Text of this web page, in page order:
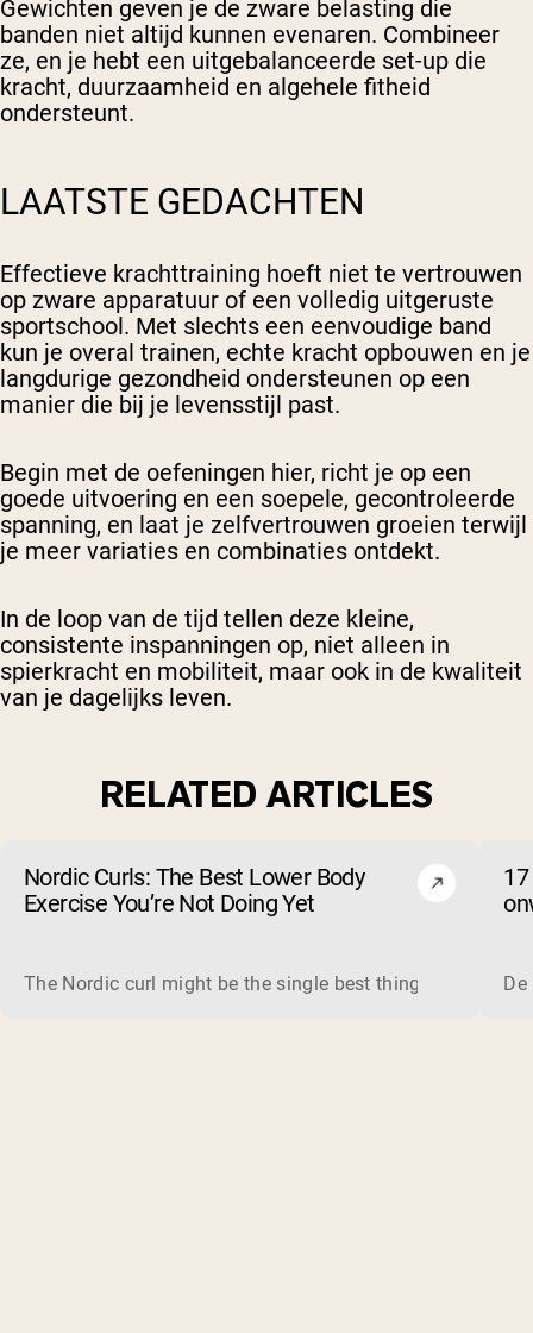
Gewichten geven je de zware belasting die
banden niet altijd kunnen evenaren. Combineer
ze, en je hebt een uitgebalanceerde set-up die
kracht, duurzaamheid en algehele fitheid
ondersteunt.
LAATSTE GEDACHTEN
Effectieve krachttraining hoeft niet te vertrouwen
op zware apparatuur of een volledig uitgeruste
sportschool. Met slechts een eenvoudige band
kun je overal trainen, echte kracht opbouwen en je
langdurige gezondheid ondersteunen op een
manier die bij je levensstijl past.
Begin met de oefeningen hier, richt je op een
goede uitvoering en een soepele, gecontroleerde
spanning, en laat je zelfvertrouwen groeien terwijl
je meer variaties en combinaties ontdekt.
In de loop van de tijd tellen deze kleine,
consistente inspanningen op, niet alleen in
spierkracht en mobiliteit, maar ook in de kwaliteit
van je dagelijks leven.
RELATED ARTICLES
Nordic Curls: The Best Lower Body
Exercise You’re Not Doing Yet
The Nordic curl might be the single best thing you can